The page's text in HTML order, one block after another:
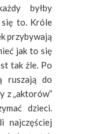
byłby
się to. Króle
przybywają
jak to się
tak źle. Po
ruszają do
z „aktorów”
dzieci.
najczęściej